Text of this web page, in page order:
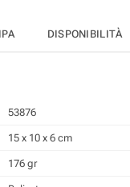
DISPONIBILITÀ
53876
15 x 10 x 6 cm
176 gr